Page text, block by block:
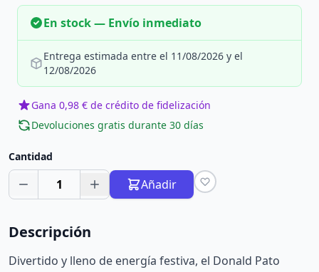
En stock — Envío inmediato
Entrega estimada entre el 11/08/2026 y el
12/08/2026
Gana 0,98 € de crédito de fidelización
Devoluciones gratis durante 30 días
Cantidad
1 Añadir
Descripción
Divertido y lleno de energía festiva, el Donald Pato